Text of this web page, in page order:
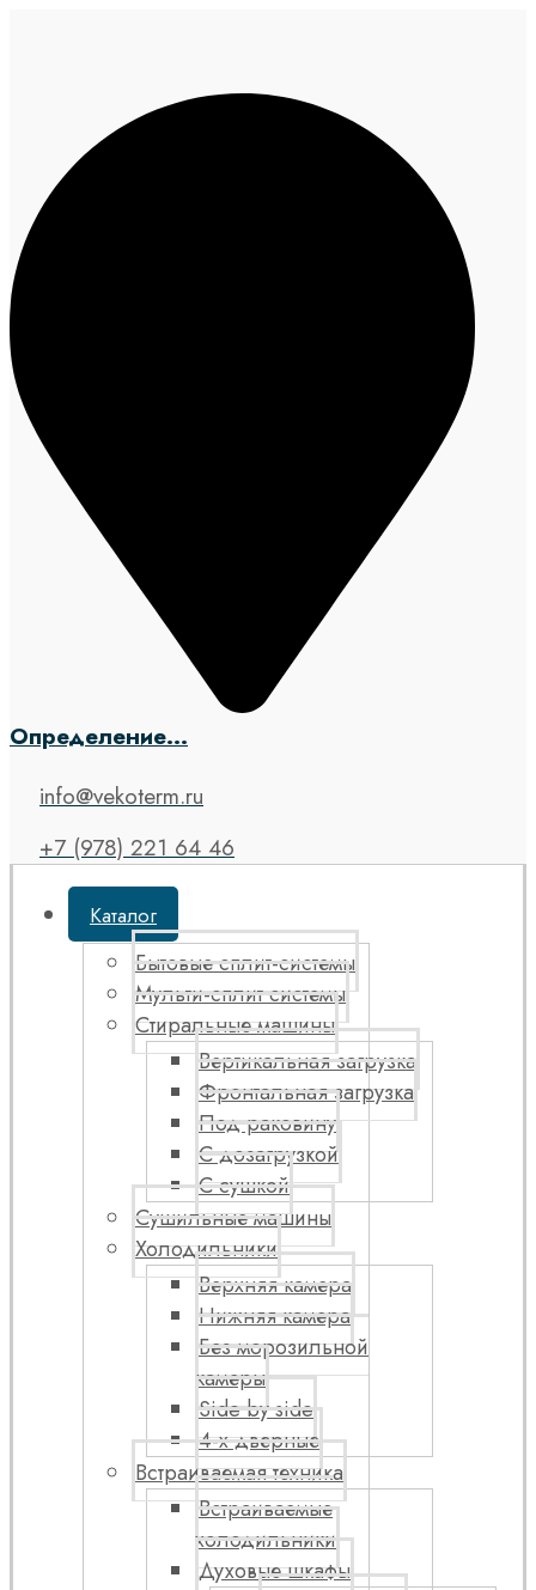
Определение...
info@vekoterm.ru
+7 (978) 221 64 46
Каталог
Бытовые сплит-системы
Мульти-сплит системы
Стиральные машины
Вертикальная загрузка
Фронтальная загрузка
Под раковину
С дозагрузкой
С сушкой
Сушильные машины
Холодильники
Верхняя камера
Нижняя камера
Без морозильной
камеры
Side by side
4-х дверные
Встраиваемая техника
Встраиваемые
холодильники
Духовые шкафы